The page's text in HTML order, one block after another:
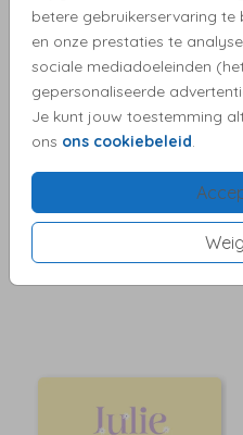
betere gebruikerservaring te
en onze prestaties te
sociale mediadoeleinden
gepersonaliseerde
Je kunt jouw toestemming
ons ons cookiebeleid